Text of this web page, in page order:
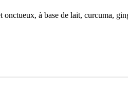
à base de lait, curcuma,